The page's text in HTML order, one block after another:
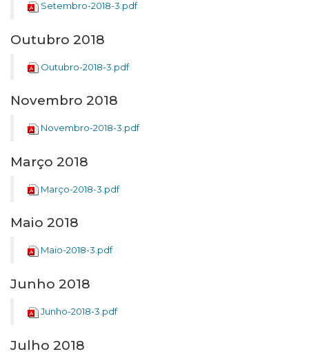
Setembro-2018-3.pdf
Outubro 2018
Outubro-2018-3.pdf
Novembro 2018
Novembro-2018-3.pdf
Março 2018
Março-2018-3.pdf
Maio 2018
Maio-2018-3.pdf
Junho 2018
Junho-2018-3.pdf
Julho 2018